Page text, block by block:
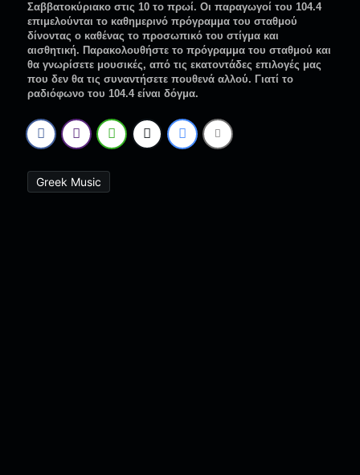
Σαββατοκύριακο στις 10 το πρωί. Οι παραγωγοί του 104.4
επιμελούνται το καθημερινό πρόγραμμα του σταθμού
δίνοντας ο καθένας το προσωπικό του στίγμα και
αισθητική. Παρακολουθήστε το πρόγραμμα του σταθμού και
θα γνωρίσετε μουσικές, από τις εκατοντάδες επιλογές μας
που δεν θα τις συναντήσετε πουθενά αλλού. Γιατί το
ραδιόφωνο του 104.4 είναι δόγμα.
Greek Music